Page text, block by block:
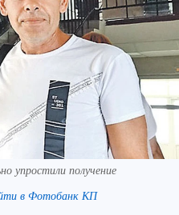
упростили получение
в Фотобанк КП